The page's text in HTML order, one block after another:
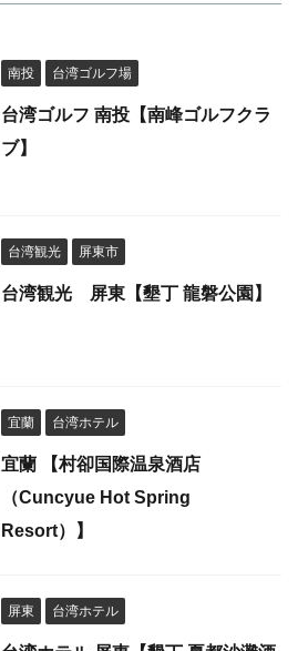
南投 台湾ゴルフ場
台湾ゴルフ 南投【南峰ゴルフクラ
ブ】
台湾観光 屏東市
台湾観光 屏東【墾丁 龍磐公園】
宜蘭 台湾ホテル
宜蘭 【村卻国際温泉酒店
（Cuncyue Hot Spring
Resort）】
屏東 台湾ホテル